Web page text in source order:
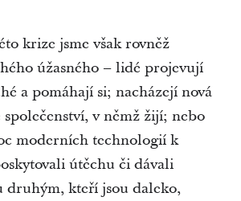
krize jsme však rovněž
úžasného – lidé projevují
a pomáhají si; nacházejí nová
v němž žijí; nebo
moderních technologií k
útěchu či dávali
druhým, kteří jsou daleko,